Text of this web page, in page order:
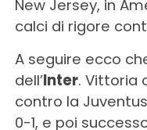
New Jersey, in
calci di rigore
A seguire ecco
dell’Inter. Vittoria
contro la
0-1, e poi